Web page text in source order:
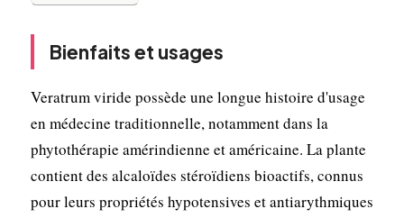
Bienfaits et usages
Veratrum viride possède une longue histoire d'usage
en médecine traditionnelle, notamment dans la
phytothérapie amérindienne et américaine. La plante
contient des alcaloïdes stéroïdiens bioactifs, connus
pour leurs propriétés hypotensives et antiarythmiques